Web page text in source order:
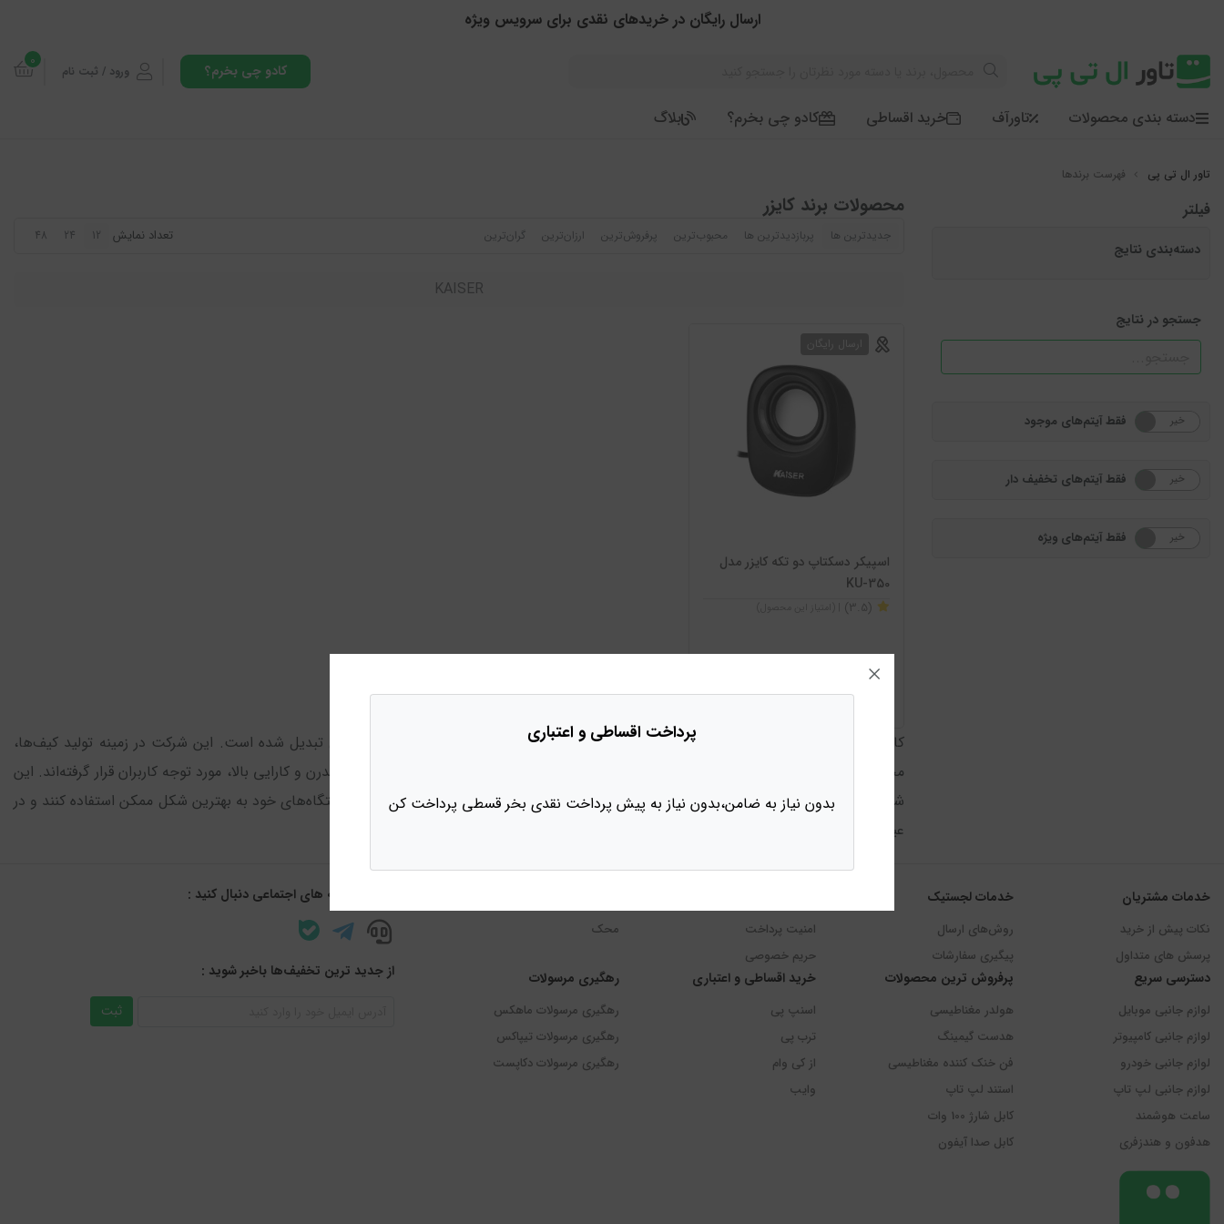
ارسال رایگان در خریدهای نقدی برای سرویس ویژه
کادو چی بخرم؟ ورود / ثبت نام
0
دسته بندی محصولات تاورآف خرید اقساطی کادو چی بخرم؟ بلاگ
فهرست برندها
فیلتر
دسته‌بندی نتایج
جستجو در نتایج
بله خیر فقط آیتم‌های موجود
بله خیر فقط آیتم‌های تخفیف دار
بله خیر فقط آیتم‌های ویژه
محصولات برند کایزر
جدیدترین ها پربازدیدترین ها محبوب‌‌ترین پرفروش‌ترین ارزان‌ترین گران‌ترین تعداد نمایش 12
24
48
KAISER
اسپیکر دسکتاپ دو تکه کایزر مدل
KU-350
(3.5)
ناموجود
کایزر با تمرکز بر تولید لوازم جانبی با کیفیت و نوآورانه، به یکی از برندهای معتبر در بازار دیجیتال تبدیل شده است. این شرکت در زمینه تولید کیف‌ها،
محافظ‌ها و لوازم جانبی گوشی‌های هوشمند فعالیت می‌کند. محصولات کایزر به دلیل طراحی‌های مدرن و کارایی بالا، مورد توجه کاربران قرار گرفته‌اند. این
شرکت با استفاده از مواد با کیفیت و فناوری‌های پیشرفته، به کاربران این امکان را می‌دهد که از دستگاه‌های خود به بهترین شکل ممکن استفاده کنند و در
عین حال از آن‌ها محافظت کنند.
خدمات مشتریان
نکات پیش از خرید
پرسش های متداول
خدمات لجستیک
روش‌های ارسال
پیگیری سفارشات
امنیت پرداخت
حریم خصوصی
محک
دسترسی سریع
لوازم جانبی موبایل
لوازم جانبی کامپیوتر
لوازم جانبی خودرو
لوازم جانبی لپ تاپ
ساعت هوشمند
هدفون و هندزفری
پرفروش ترین محصولات
هولدر مغناطیسی
هدست گیمینگ
فن خنک کننده مغناطیسی
استند لپ تاپ
کابل شارژ 100 وات
کابل صدا آیفون
خرید اقساطی و اعتباری
اسنپ پی
ترب پی
از کی وام
وایب
رهگیری مرسولات
رهگیری مرسولات ماهکس
رهگیری مرسولات تیپاکس
رهگیری مرسولات دکاپست
ما را در شبکه های اجتماعی دنبال کنید :
از جدید ترین تخفیف‌ها باخبر شوید :
ثبت
پرداخت اقساطی و اعتباری
بدون نیاز به ضامن،بدون نیاز به پیش پرداخت نقدی بخر قسطی پرداخت کن